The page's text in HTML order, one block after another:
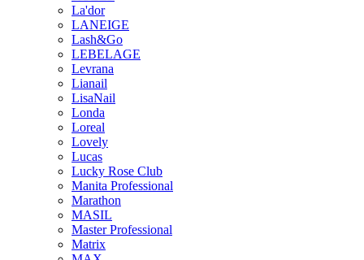
La'dor
LANEIGE
Lash&Go
LEBELAGE
Levrana
Lianail
LisaNail
Londa
Loreal
Lovely
Lucas
Lucky Rose Club
Manita Professional
Marathon
MASIL
Master Professional
Matrix